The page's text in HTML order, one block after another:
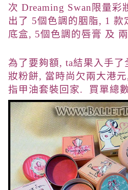
次 Dreaming Swan限量彩
出了 5個色調的胭脂, 1 款
底盒, 5個色調的唇膏 及
為了要夠額, ta結果入手
妝粉餅, 當時尚欠兩大港
指甲油套裝回家. 買單總